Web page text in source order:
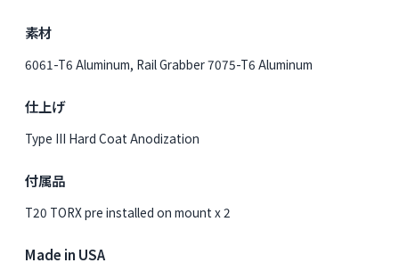
素材
6061-T6 Aluminum, Rail Grabber 7075-T6 Aluminum
仕上げ
Type III Hard Coat Anodization
付属品
T20 TORX pre installed on mount x 2
Made in USA